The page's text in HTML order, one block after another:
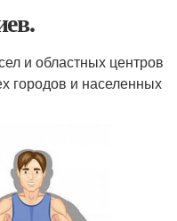
и областных центров
городов и населенных